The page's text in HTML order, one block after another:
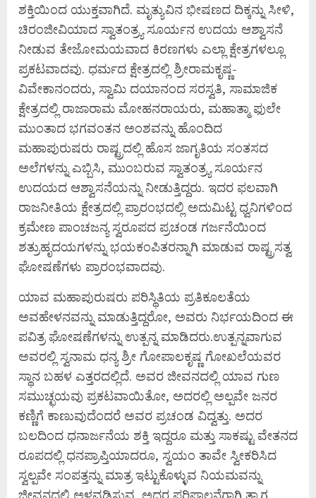
ಶಕ್ತಿಯಿಂದ ಯುಕ್ತವಾಗಿದೆ. ಮೃತ್ಯುವಿನ ಭೀಷಣದ ದಿಕ್ಕನ್ನು ಸೀಳಿ,
ಚಿರಂಜೀವಿಯಾದ ಸ್ವಾತಂತ್ರ್ಯ ಸೂರ್ಯನ ಉದಯ ಆಶ್ವಾಸನೆ
ನೀಡುವ ತೇಜೋಮಯವಾದ ಕಿರಣಗಳು ಎಲ್ಲಾ ಕ್ಷೇತ್ರಗಳಲ್ಲೂ
ಪ್ರಕಟವಾದವು. ಧರ್ಮದ ಕ್ಷೇತ್ರದಲ್ಲಿ ಶ್ರೀರಾಮಕೃಷ್ಣ-
ವಿವೇಕಾನಂದರು, ಸ್ವಾಮಿ ದಯಾನಂದ ಸರಸ್ವತಿ, ಸಾಮಾಜಿಕ
ಕ್ಷೇತ್ರದಲ್ಲಿ ರಾಜಾರಾಮ ಮೋಹನರಾಯರು, ಮಹಾತ್ಮಾ ಫುಲೇ
ಮುಂತಾದ ಭಗವಂತನ ಅಂಶವನ್ನು ಹೊಂದಿದ
ಮಹಾಪುರುಷರು ರಾಷ್ಟ್ರದಲ್ಲಿ ಹೊಸ ಜಾಗೃತಿಯ ಸಂತಸದ
ಅಲೆಗಳನ್ನು ಎಬ್ಬಿಸಿ, ಮುಂಬರುವ ಸ್ವಾತಂತ್ರ್ಯ ಸೂರ್ಯನ
ಉದಯದ ಆಶ್ವಾಸನೆಯನ್ನು ನೀಡುತ್ತಿದ್ದರು. ಇದರ ಫಲವಾಗಿ
ರಾಜನೀತಿಯ ಕ್ಷೇತ್ರದಲ್ಲಿ ಪ್ರಾರಂಭದಲ್ಲಿ ಅದುಮಿಟ್ಟ ಧ್ವನಿಗಳಿಂದ
ಕ್ರಮೇಣ ಪಾಂಚಜನ್ಯ ಸ್ವರೂಪದ ಪ್ರಚಂಡ ಗರ್ಜನೆಯಿಂದ
ಶತ್ರುಹೃದಯಗಳನ್ನು ಭಯಕಂಪಿತರನ್ನಾಗಿ ಮಾಡುವ ರಾಷ್ಟ್ರಸತ್ವ
ಘೋಷಣೆಗಳು ಪ್ರಾರಂಭವಾದವು.
ಯಾವ ಮಹಾಪುರುಷರು ಪರಿಸ್ಥಿತಿಯ ಪ್ರತಿಕೂಲತೆಯ
ಅವಹೇಳನವನ್ನು ಮಾಡುತ್ತಿದ್ದರೋ, ಅವರು ನಿರ್ಭಯದಿಂದ ಈ
ಪವಿತ್ರ ಘೋಷಣೆಗಳನ್ನು ಉತ್ಪನ್ನ ಮಾಡಿದರು.ಉತ್ಪನ್ನವಾಗುವ
ಅವರಲ್ಲಿ ಸ್ವನಾಮ ಧನ್ಯ ಶ್ರೀ ಗೋಪಾಲಕೃಷ್ಣ ಗೋಖಲೆಯವರ
ಸ್ಥಾನ ಬಹಳ ಎತ್ತರದಲ್ಲಿದೆ. ಅವರ ಜೀವನದಲ್ಲಿ ಯಾವ ಗುಣ
ಸಮುಚ್ಛಯವು ಪ್ರಕಟವಾಯಿತೋ, ಅದರಲ್ಲಿ ಅಲ್ಪವೇ ಜನರ
ಕಣ್ಣಿಗೆ ಕಾಣುವುದೆಂದರೆ ಅವರ ಪ್ರಚಂಡ ವಿದ್ವತ್ತು. ಅದರ
ಬಲದಿಂದ ಧನಾರ್ಜನೆಯ ಶಕ್ತಿ ಇದ್ದರೂ ಮತ್ತು ಸಾಕಷ್ಟು ವೇತನದ
ರೂಪದಲ್ಲಿ ಧನಪ್ರಾಪ್ತಿಯಾದರೂ, ಸ್ವಯಂ ತಾವೇ ಸ್ವೀಕರಿಸಿದ
ಸ್ವಲ್ಪವೇ ಸಂಪತ್ತನ್ನು ಮಾತ್ರ ಇಟ್ಟುಕೊಳ್ಳುವ ನಿಯಮವನ್ನು
ಜೀವನದಲ್ಲಿ ಅಳವಡಿಸುವ, ಅದರ ಪರಿಪಾಲನೆಗಾಗಿ ತ್ಯಾಗ,